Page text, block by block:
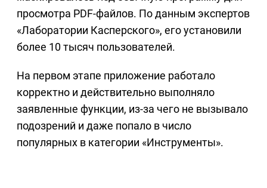
просмотра PDF-файлов. По данным экспертов
«Лаборатории Касперского», его установили
более 10 тысяч пользователей.
На первом этапе приложение работало
корректно и действительно выполняло
заявленные функции, из-за чего не вызывало
подозрений и даже попало в число
популярных в категории «Инструменты».